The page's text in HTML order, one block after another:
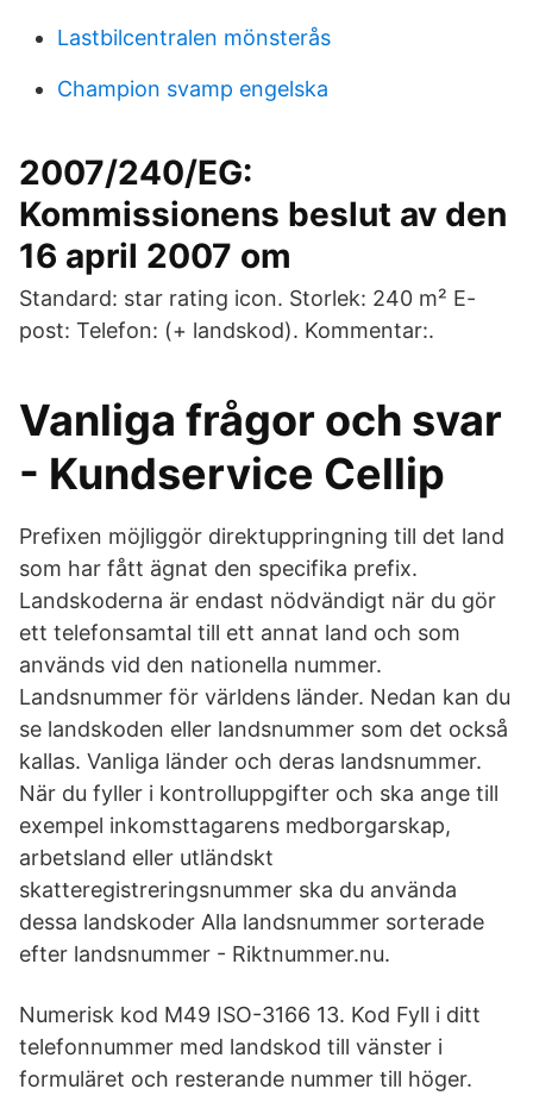
Lastbilcentralen mönsterås
Champion svamp engelska
2007/240/EG:
Kommissionens beslut av den
16 april 2007 om
Standard: star rating icon. Storlek: 240 m² E-
post: Telefon: (+ landskod). Kommentar:.
Vanliga frågor och svar
- Kundservice Cellip
Prefixen möjliggör direktuppringning till det land
som har fått ägnat den specifika prefix.
Landskoderna är endast nödvändigt när du gör
ett telefonsamtal till ett annat land och som
används vid den nationella nummer.
Landsnummer för världens länder. Nedan kan du
se landskoden eller landsnummer som det också
kallas. Vanliga länder och deras landsnummer.
När du fyller i kontrolluppgifter och ska ange till
exempel inkomsttagarens medborgarskap,
arbetsland eller utländskt
skatteregistreringsnummer ska du använda
dessa landskoder Alla landsnummer sorterade
efter landsnummer - Riktnummer.nu.
Numerisk kod M49 ISO-3166 13. Kod Fyll i ditt
telefonnummer med landskod till vänster i
formuläret och resterande nummer till höger.